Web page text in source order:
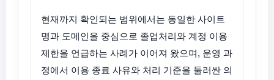
현재까지 확인되는 범위에서는 동일한 사이트
명과 도메인을 중심으로 졸업처리와 계정 이용
제한을 언급하는 사례가 이어져 왔으며, 운영 과
정에서 이용 종료 사유와 처리 기준을 둘러싼 의